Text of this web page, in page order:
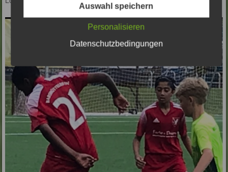
Auswahl speichern
Personalisieren
Datenschutzbedingungen